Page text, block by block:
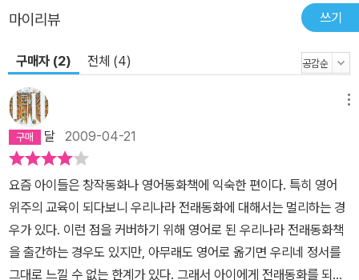
마이리뷰 쓰기
구매자 (2) 전체 (4)
달 2009-04-21
요즘 아이들은 창작동화나 영어동화책에 익숙한 편이다. 특히 영어
위주의 교육이 되다보니 우리나라 전래동화에 대해서는 멀리하는 경
우가 있다. 이런 점을 커버하기 위해 영어로 된 우리나라 전래동화책
을 출간하는 경우도 있지만, 아무래도 영어로 옮기면 우리네 정서를
그대로 느낄 수 없는 한계가 있다. 그래서 아이에게 전래동화를 되도